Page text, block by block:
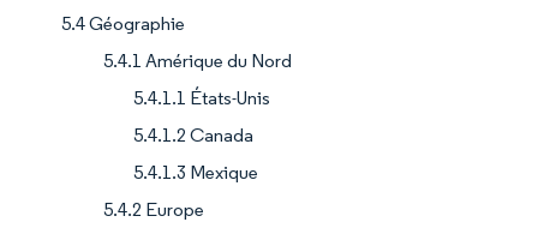
5.4 Géographie
5.4.1 Amérique du Nord
5.4.1.1 États-Unis
5.4.1.2 Canada
5.4.1.3 Mexique
5.4.2 Europe